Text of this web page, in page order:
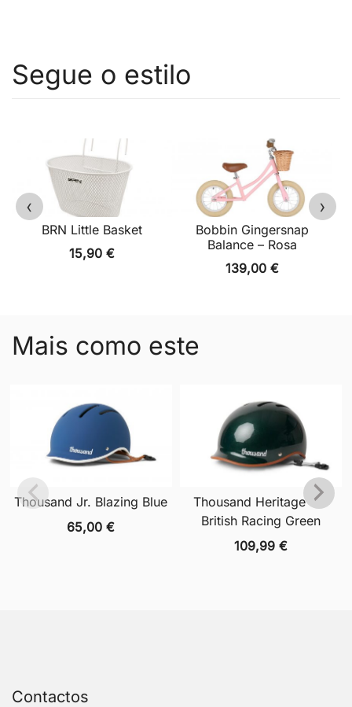
‹
BRN Little Basket
15,90 €
Bobbin Gingersnap
Balance – Rosa
139,00 €
›
Mais como este
Thousand Jr. Blazing Blue
65,00€
Thousand Heritage 2.0
British Racing Green
109,99€
Contactos